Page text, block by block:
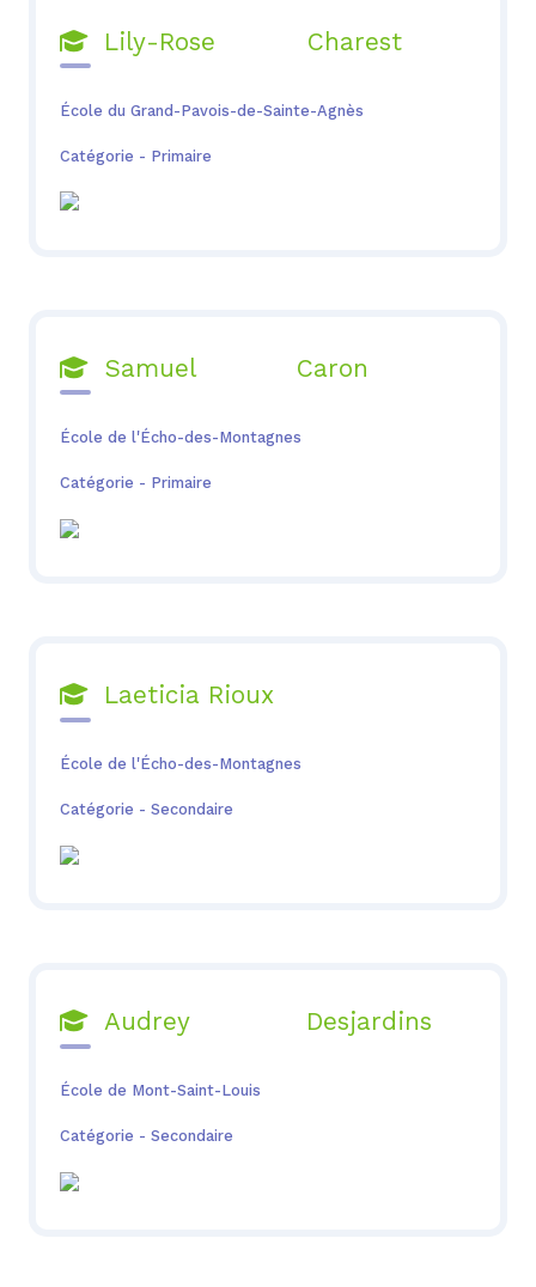
Lily-Rose Charest
École du Grand-Pavois-de-Sainte-Agnès
Catégorie - Primaire
Samuel Caron
École de l'Écho-des-Montagnes
Catégorie - Primaire
Laeticia Rioux
École de l'Écho-des-Montagnes
Catégorie - Secondaire
Audrey Desjardins
École de Mont-Saint-Louis
Catégorie - Secondaire